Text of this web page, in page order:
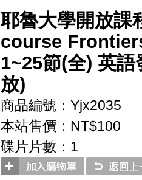
耶魯大學開放課
course
1~25節(全) 英
放)
商品編號：Yjx2035
本站售價：NT$100
碟片片數：1